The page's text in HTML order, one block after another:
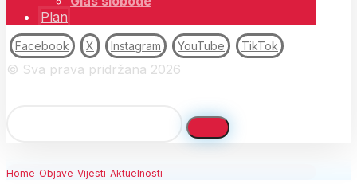
Plan
Facebook X Instagram YouTube TikTok
© Sva prava pridržana 2026
Home Objave Vijesti Aktuelnosti